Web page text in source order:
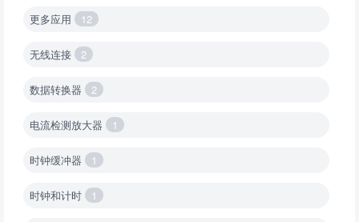
更多应用 12
无线连接 2
数据转换器 2
电流检测放大器 1
时钟缓冲器 1
时钟和计时 1